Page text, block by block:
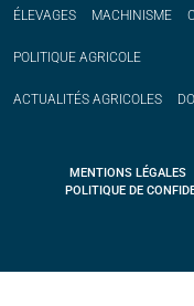
ÉLEVAGES MACHINISME
POLITIQUE AGRICOLE
ACTUALITÉS AGRICOLES
MENTIONS LÉGALES
POLITIQUE DE